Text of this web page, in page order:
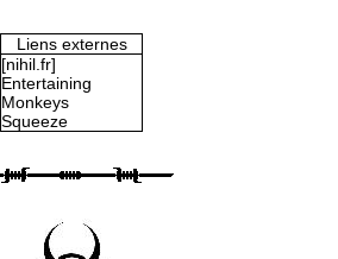
Liens externes
[nihil.fr]
Entertaining
Monkeys
Squeeze